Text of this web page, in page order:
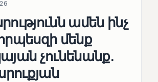
ամեն ինչ
մենք
չունենանք․